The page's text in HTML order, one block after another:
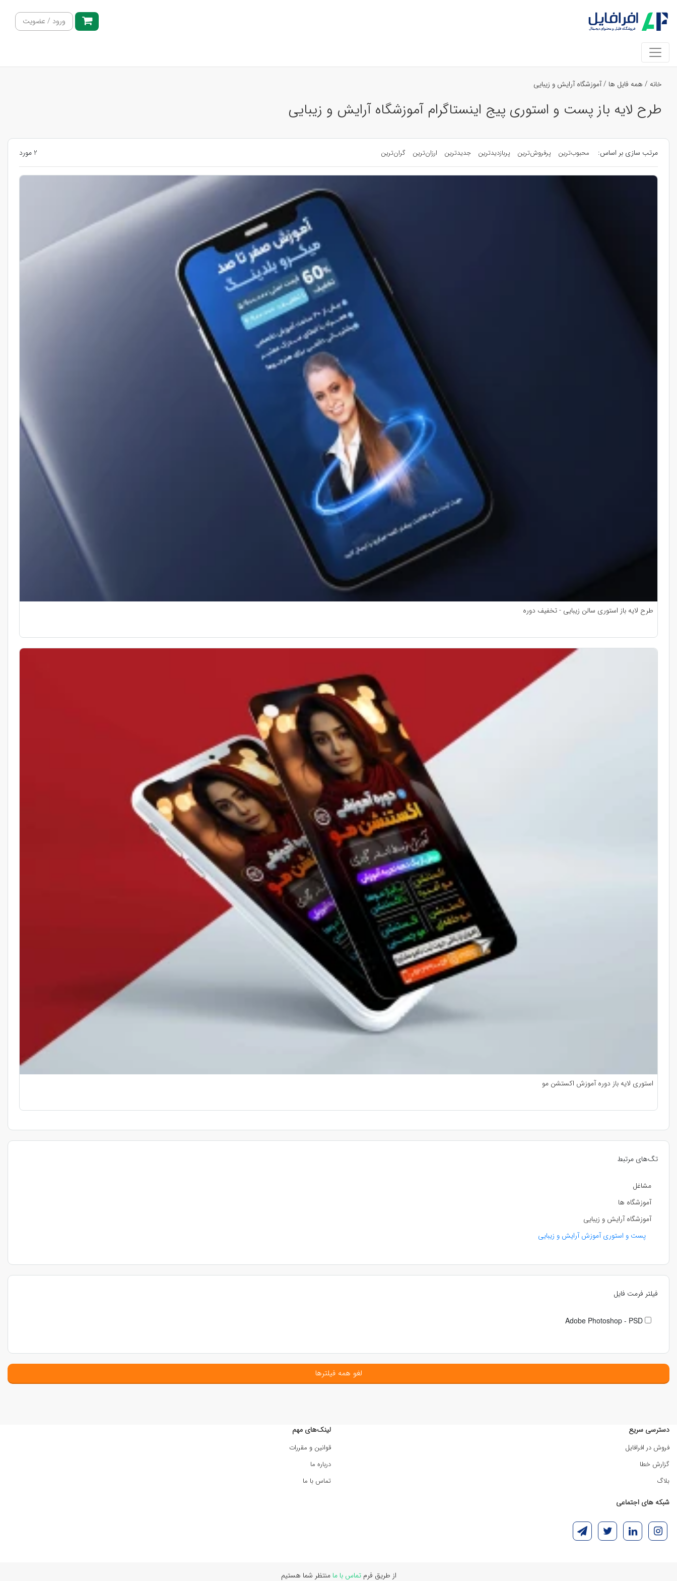
ورود / عضویت
خانه / همه فایل ها /آموزشگاه آرایش و زیبایی
طرح لایه باز پست و استوری پیج اینستاگرام آموزشگاه آرایش و زیبایی
تگ‌های مرتبط
مشاغل
آموزشگاه ها
آموزشگاه آرایش و زیبایی
پست و استوری آموزش آرایش و زیبایی
فیلتر فرمت فایل
Adobe Photoshop - PSD
لغو همه فیلترها
مرتب سازی بر اساس: محبوب‌ترین پرفروش‌ترین پربازدیدترین جدیدترین ارزان‌ترین گران‌ترین 2 مورد
طرح لایه باز استوری سالن زیبایی - تخفیف دوره
استوری لایه باز دوره آموزش اکستشن مو
دسترسی سریع
فروش در افرافایل
گزارش خطا
بلاگ
لینک‌های مهم
قوانین و مقررات
درباره ما
تماس با ما
شبکه های اجتماعی
از طریق فرمتماس با ما منتظر شما هستیم